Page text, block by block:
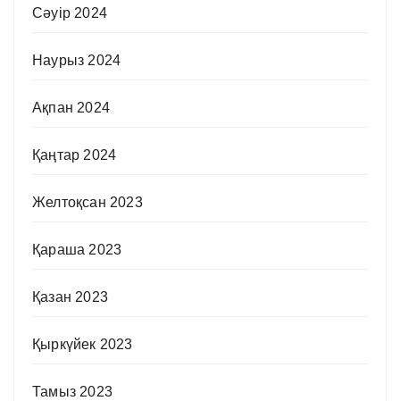
Сәуір 2024
Наурыз 2024
Ақпан 2024
Қаңтар 2024
Желтоқсан 2023
Қараша 2023
Қазан 2023
Қыркүйек 2023
Тамыз 2023